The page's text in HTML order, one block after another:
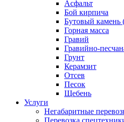
Асфальт
Бой кирпича
Бутовый камень
Горная масса
Гравий
Гравийно-
Грунт
Керамзит
Отсев
Песок
Щебень
Услуги
Негабаритные
Перевозка